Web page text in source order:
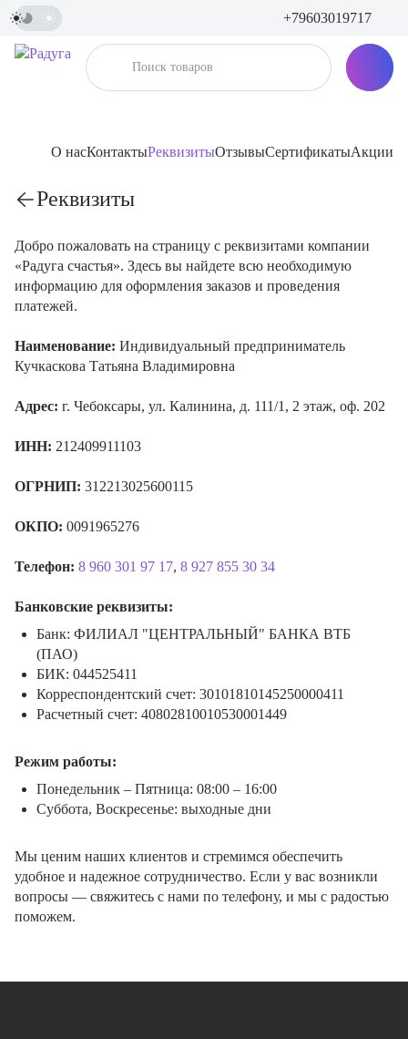
+79603019717
О насКонтактыРеквизитыОтзывыСертификатыАкции
Реквизиты
Добро пожаловать на страницу с реквизитами компании
«Радуга счастья». Здесь вы найдете всю необходимую
информацию для оформления заказов и проведения
платежей.
Наименование: Индивидуальный предприниматель
Кучкаскова Татьяна Владимировна
Адрес: г. Чебоксары, ул. Калинина, д. 111/1, 2 этаж, оф. 202
ИНН: 212409911103
ОГРНИП: 312213025600115
ОКПО: 0091965276
Телефон: 8 960 301 97 17, 8 927 855 30 34
Банковские реквизиты:
Банк: ФИЛИАЛ "ЦЕНТРАЛЬНЫЙ" БАНКА ВТБ
(ПАО)
БИК: 044525411
Корреспондентский счет: 30101810145250000411
Расчетный счет: 40802810010530001449
Режим работы:
Понедельник – Пятница: 08:00 – 16:00
Суббота, Воскресенье: выходные дни
Мы ценим наших клиентов и стремимся обеспечить
удобное и надежное сотрудничество. Если у вас возникли
вопросы — свяжитесь с нами по телефону, и мы с радостью
поможем.